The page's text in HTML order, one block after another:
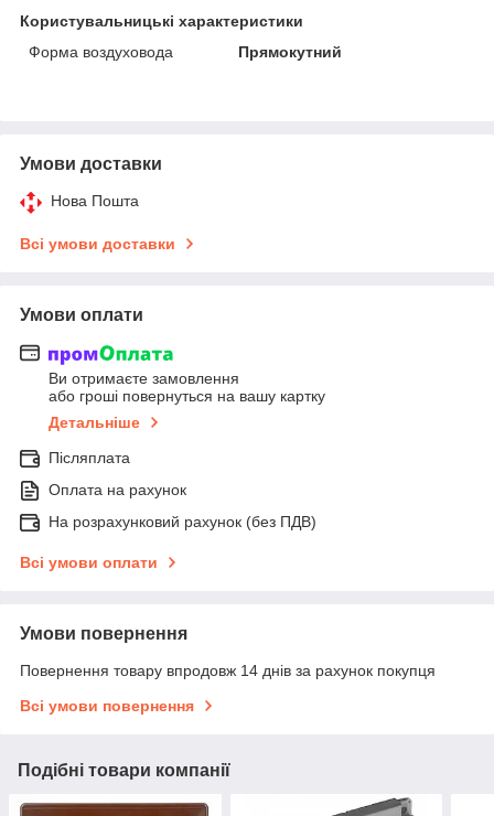
Користувальницькі характеристики
Форма воздуховода
Прямокутний
Умови доставки
Нова Пошта
Всі умови доставки
Умови оплати
Ви отримаєте замовлення
або гроші повернуться на вашу картку
Детальніше
Післяплата
Оплата на рахунок
На розрахунковий рахунок (без ПДВ)
Всі умови оплати
Умови повернення
Повернення товару впродовж 14 днів за рахунок покупця
Всі умови повернення
Подібні товари компанії